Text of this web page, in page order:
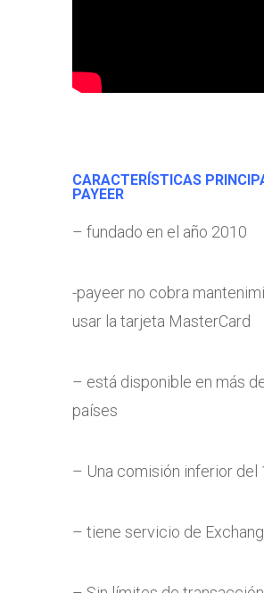
CARACTERÍSTICAS
PAYEER
– fundado en el año 2010
-payeer no cobra
usar la tarjeta MasterCard
– está disponible en más
países
– Una comisión inferior del
– tiene servicio de